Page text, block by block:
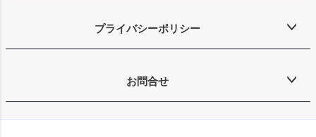
プライバシーポリシー
お問合せ